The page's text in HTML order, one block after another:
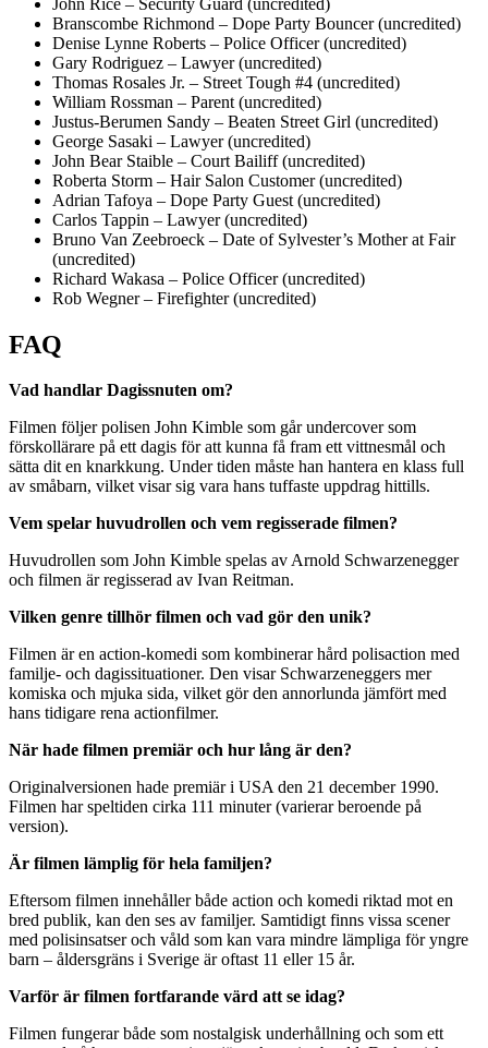
Branscombe Richmond – Dope Party Bouncer (uncredited)
Denise Lynne Roberts – Police Officer (uncredited)
Gary Rodriguez – Lawyer (uncredited)
Thomas Rosales Jr. – Street Tough #4 (uncredited)
William Rossman – Parent (uncredited)
Justus-Berumen Sandy – Beaten Street Girl (uncredited)
George Sasaki – Lawyer (uncredited)
John Bear Staible – Court Bailiff (uncredited)
Roberta Storm – Hair Salon Customer (uncredited)
Adrian Tafoya – Dope Party Guest (uncredited)
Carlos Tappin – Lawyer (uncredited)
Bruno Van Zeebroeck – Date of Sylvester’s Mother at Fair
(uncredited)
Richard Wakasa – Police Officer (uncredited)
Rob Wegner – Firefighter (uncredited)
FAQ
Vad handlar Dagissnuten om?
Filmen följer polisen John Kimble som går undercover som
förskollärare på ett dagis för att kunna få fram ett vittnesmål och
sätta dit en knarkkung. Under tiden måste han hantera en klass full
av småbarn, vilket visar sig vara hans tuffaste uppdrag hittills.
Vem spelar huvudrollen och vem regisserade filmen?
Huvudrollen som John Kimble spelas av Arnold Schwarzenegger
och filmen är regisserad av Ivan Reitman.
Vilken genre tillhör filmen och vad gör den unik?
Filmen är en action-komedi som kombinerar hård polisaction med
familje- och dagissituationer. Den visar Schwarzeneggers mer
komiska och mjuka sida, vilket gör den annorlunda jämfört med
hans tidigare rena actionfilmer.
När hade filmen premiär och hur lång är den?
Originalversionen hade premiär i USA den 21 december 1990.
Filmen har speltiden cirka 111 minuter (varierar beroende på
version).
Är filmen lämplig för hela familjen?
Eftersom filmen innehåller både action och komedi riktad mot en
bred publik, kan den ses av familjer. Samtidigt finns vissa scener
med polisinsatser och våld som kan vara mindre lämpliga för yngre
barn – åldersgräns i Sverige är oftast 11 eller 15 år.
Varför är filmen fortfarande värd att se idag?
Filmen fungerar både som nostalgisk underhållning och som ett